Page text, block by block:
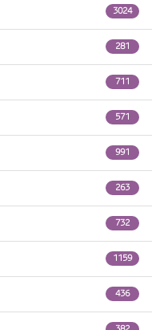
3024
281
711
571
991
263
732
1159
436